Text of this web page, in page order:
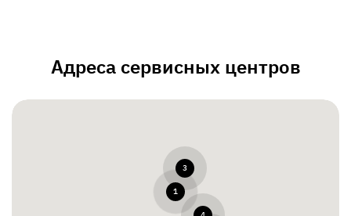
Адреса сервисных центров
1
3